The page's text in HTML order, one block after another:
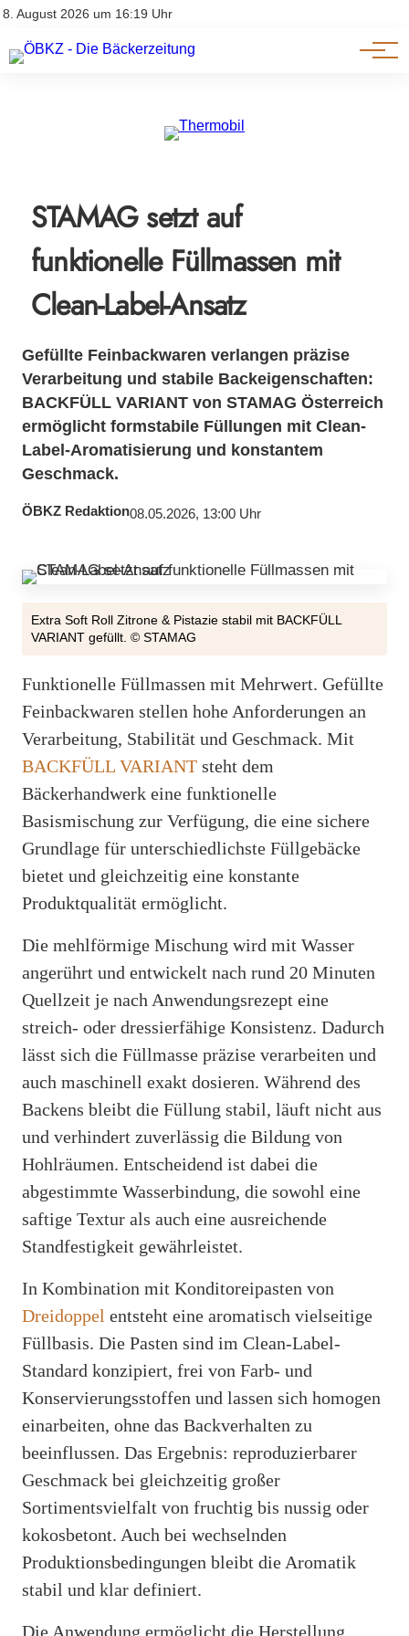
8. August 2026 um 16:19 Uhr
Impressum & Offenlegung
Am Wort
Genuss & Trends
STAMAG setzt auf
funktionelle Füllmassen mit
Clean-Label-Ansatz
Gefüllte Feinbackwaren verlangen präzise
Verarbeitung und stabile Backeigenschaften:
BACKFÜLL VARIANT von STAMAG Österreich
ermöglicht formstabile Füllungen mit Clean-
Label-Aromatisierung und konstantem
Geschmack.
ÖBKZ Redaktion08.05.2026, 13:00 Uhr
Extra Soft Roll Zitrone & Pistazie stabil mit BACKFÜLL
VARIANT gefüllt. © STAMAG
Funktionelle Füllmassen mit Mehrwert. Gefüllte
Feinbackwaren stellen hohe Anforderungen an
Verarbeitung, Stabilität und Geschmack. Mit
BACKFÜLL VARIANT steht dem
Bäckerhandwerk eine funktionelle
Basismischung zur Verfügung, die eine sichere
Grundlage für unterschiedlichste Füllgebäcke
bietet und gleichzeitig eine konstante
Produktqualität ermöglicht.
Die mehlförmige Mischung wird mit Wasser
angerührt und entwickelt nach rund 20 Minuten
Quellzeit je nach Anwendungsrezept eine
streich- oder dressierfähige Konsistenz. Dadurch
lässt sich die Füllmasse präzise verarbeiten und
auch maschinell exakt dosieren. Während des
Backens bleibt die Füllung stabil, läuft nicht aus
und verhindert zuverlässig die Bildung von
Hohlräumen. Entscheidend ist dabei die
abgestimmte Wasserbindung, die sowohl eine
saftige Textur als auch eine ausreichende
Standfestigkeit gewährleistet.
In Kombination mit Konditoreipasten von
Dreidoppel entsteht eine aromatisch vielseitige
Füllbasis. Die Pasten sind im Clean-Label-
Standard konzipiert, frei von Farb- und
Konservierungsstoffen und lassen sich homogen
einarbeiten, ohne das Backverhalten zu
beeinflussen. Das Ergebnis: reproduzierbarer
Geschmack bei gleichzeitig großer
Sortimentsvielfalt von fruchtig bis nussig oder
kokosbetont. Auch bei wechselnden
Produktionsbedingungen bleibt die Aromatik
stabil und klar definiert.
Die Anwendung ermöglicht die Herstellung